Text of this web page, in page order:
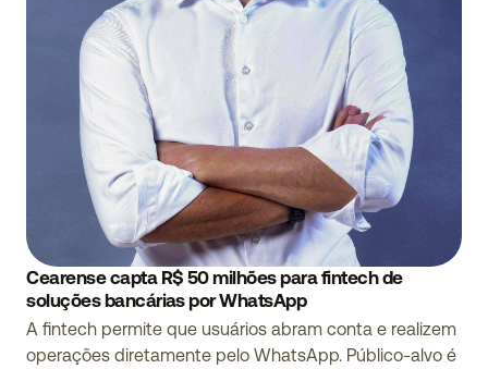
Cearense capta R$ 50 milhões para fintech de
soluções bancárias por WhatsApp
A fintech permite que usuários abram conta e realizem
operações diretamente pelo WhatsApp. Público-alvo é